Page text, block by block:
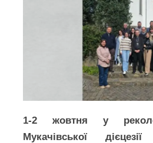
1-2 жовтня у
Мукачівської